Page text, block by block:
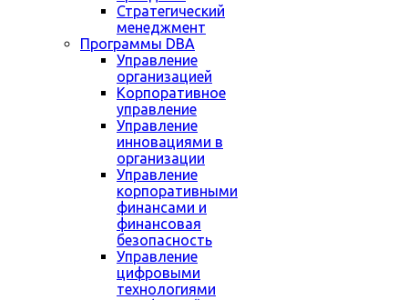
Стратегический
менеджмент
Программы DBA
Управление
организацией
Корпоративное
управление
Управление
инновациями в
организации
Управление
корпоративными
финансами и
финансовая
безопасность
Управление
цифровыми
технологиями